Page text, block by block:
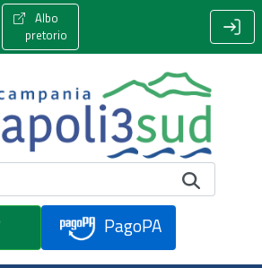
Albo
pretorio
PagoPA